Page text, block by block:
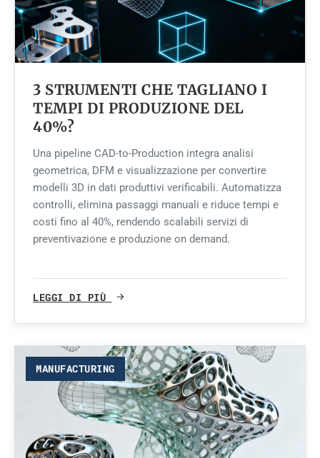
3 STRUMENTI CHE TAGLIANO I
TEMPI DI PRODUZIONE DEL
40%?
Una pipeline CAD-to-Production integra analisi
geometrica, DFM e visualizzazione per convertire
modelli 3D in dati produttivi verificabili. Automatizza
controlli, elimina passaggi manuali e riduce tempi e
costi fino al 40%, rendendo scalabili servizi di
preventivazione e produzione on demand.
LEGGI DI PIÙ
MANUFACTURING